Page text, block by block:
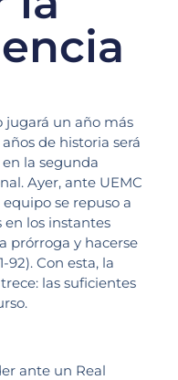
jugará un año más
de historia será
la segunda
Ayer, ante UEMC
se repuso a
los instantes
prórroga y hacerse
92). Con esta, la
las suficientes
ante un Real